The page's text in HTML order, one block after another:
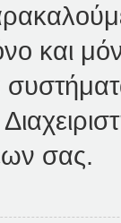
και
σας.